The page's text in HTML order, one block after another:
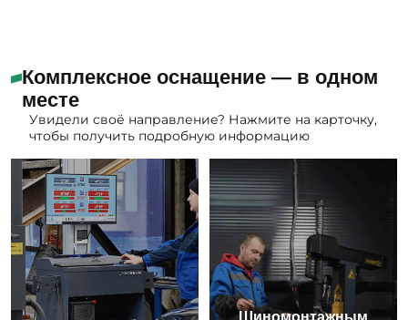
Комплексное оснащение — в одном
месте
Увидели своё направление? Нажмите на карточку,
чтобы получить подробную информацию
Шиномонтажным